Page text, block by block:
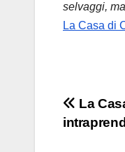
selvaggi,
La Casa di
articoli
La